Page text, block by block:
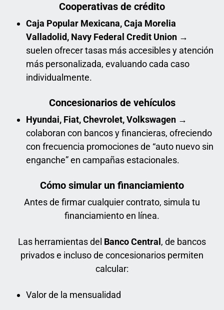
Cooperativas de crédito
Caja Popular Mexicana, Caja Morelia
Valladolid, Navy Federal Credit Union →
suelen ofrecer tasas más accesibles y atención
más personalizada, evaluando cada caso
individualmente.
Concesionarios de vehículos
Hyundai, Fiat, Chevrolet, Volkswagen →
colaboran con bancos y financieras, ofreciendo
con frecuencia promociones de “auto nuevo sin
enganche” en campañas estacionales.
Cómo simular un financiamiento
Antes de firmar cualquier contrato, simula tu
financiamiento en línea.
Las herramientas del Banco Central , de bancos
privados e incluso de concesionarios permiten
calcular:
Valor de la mensualidad